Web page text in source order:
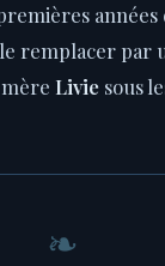
remplacer par
Livie sous